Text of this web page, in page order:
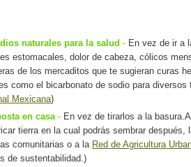
naturales para la salud - En vez de ir a
estomacales, dolor de cabeza, cólicos
de los mercaditos que te sugieran curas
como el bicarbonato de sodio para
Mexicana)
en casa- En vez de tirarlos a la
tierra en la cual podrás sembrar
comunitarias o a la Red de Agricultura
de sustentabilidad.)